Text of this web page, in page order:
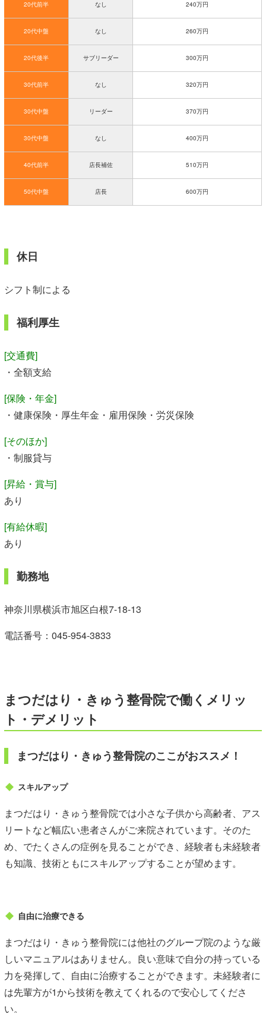
20代前半 なし 240万円
20代中盤 なし 260万円
20代後半 サブリーダー 300万円
30代前半 なし 320万円
30代中盤 リーダー 370万円
30代中盤 なし 400万円
40代前半 店長補佐 510万円
50代中盤 店長 600万円
休日
シフト制による
福利厚生
[交通費]
・全額支給
[保険・年金]
・健康保険・厚生年金・雇用保険・労災保険
[そのほか]
・制服貸与
[昇給・賞与]
あり
[有給休暇]
あり
勤務地
神奈川県横浜市旭区白根7-18-13
電話番号： 045-954-3833
まつだはり・きゅう整骨院で働くメリッ
ト・デメリット
まつだはり・きゅう整骨院のここがおススメ！
スキルアップ
まつだはり・きゅう整骨院では小さな子供から高齢者、アス
リートなど幅広い患者さんがご来院されています。そのた
め、でたくさんの症例を見ることができ、経験者も未経験者
も知識、技術ともにスキルアップすることが望めます。
自由に治療できる
まつだはり・きゅう整骨院には他社のグループ院のような厳
しいマニュアルはありません。良い意味で自分の持っている
力を発揮して、自由に治療することができます。未経験者に
は先輩方が1から技術を教えてくれるので安心してくださ
い。